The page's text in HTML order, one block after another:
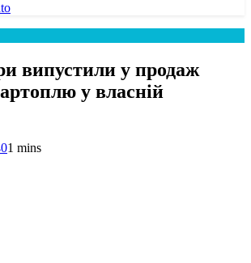
випустили у продаж
у власній
01 mins